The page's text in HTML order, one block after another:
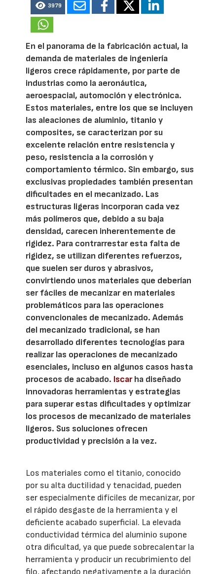
3979
En el panorama de la fabricación actual, la
demanda de materiales de ingeniería
ligeros crece rápidamente, por parte de
industrias como la aeronáutica,
aeroespacial, automoción y electrónica.
Estos materiales, entre los que se incluyen
las aleaciones de aluminio, titanio y
composites, se caracterizan por su
excelente relación entre resistencia y
peso, resistencia a la corrosión y
comportamiento térmico. Sin embargo, sus
exclusivas propiedades también presentan
dificultades en el mecanizado. Las
estructuras ligeras incorporan cada vez
más polímeros que, debido a su baja
densidad, carecen inherentemente de
rigidez. Para contrarrestar esta falta de
rigidez, se utilizan diferentes refuerzos,
que suelen ser duros y abrasivos,
convirtiendo unos materiales que deberían
ser fáciles de mecanizar en materiales
problemáticos para las operaciones
convencionales de mecanizado. Además
del mecanizado tradicional, se han
desarrollado diferentes tecnologías para
realizar las operaciones de mecanizado
esenciales, incluso en algunos casos hasta
procesos de acabado. Iscarha diseñado
innovadoras herramientas y estrategias
para superar estas dificultades y optimizar
los procesos de mecanizado de materiales
ligeros. Sus soluciones ofrecen
productividad y precisión a la vez.
Los materiales como el titanio, conocido
por su alta ductilidad y tenacidad, pueden
ser especialmente difíciles de mecanizar, por
el rápido desgaste de la herramienta y el
deficiente acabado superficial. La elevada
conductividad térmica del aluminio supone
otra dificultad, ya que puede sobrecalentar la
herramienta y producir un recubrimiento del
filo, afectando negativamente a la duración